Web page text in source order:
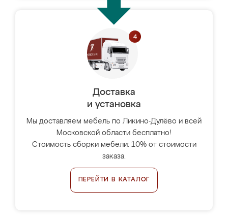
Доставка
и установка
Мы доставляем мебель по Ликино-Дулёво и всей
Московской области бесплатно!
Стоимость сборки мебели: 10% от стоимости
заказа.
ПЕРЕЙТИ В КАТАЛОГ